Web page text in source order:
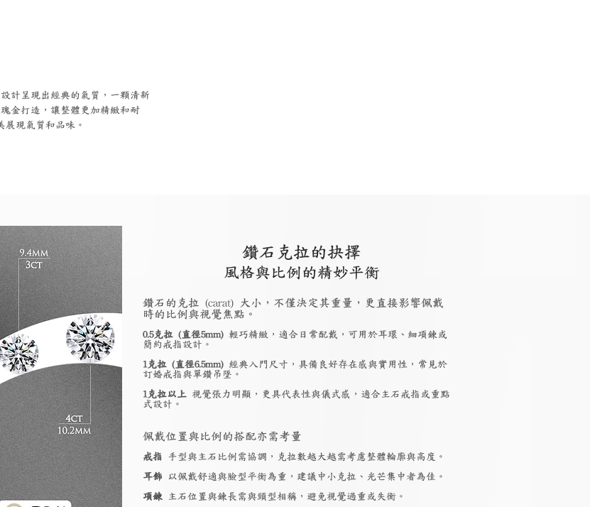
計呈現出經典的氣質，一顆清新
金打造，讓整體更加精緻和耐
展現氣質和品味。
鑽石克拉的抉擇
風格與比例的精妙平衡
鑽石的克拉 (carat) 大小，不僅決定其重量，更直接影響佩戴
時的比例與視覺焦點。
0.5克拉 (直徑5mm) 輕巧精緻，適合日常配戴，可用於耳環、細項鍊或
簡約戒指設計。
1克拉 (直徑6.5mm) 經典入門尺寸，具備良好存在感與實用性，常見於
訂婚戒指與單鑽吊墜。
1克拉以上 視覺張力明顯，更具代表性與儀式感，適合主石戒指或重點
式設計。
佩戴位置與比例的搭配亦需考量
戒指 手型與主石比例需協調，克拉數越大越需考慮整體輪廓與高度。
耳飾 以佩戴舒適與臉型平衡為重，建議中小克拉、光芒集中者為佳。
項鍊 主石位置與鍊長需與頸型相稱，避免視覺過重或失衡。